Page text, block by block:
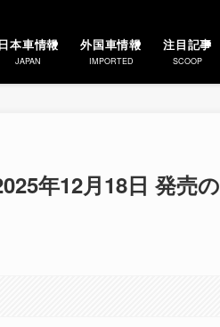
日本車情報
JAPAN
外国車情報
IMPORTED
注目記事
SCOOP
年12月18日 発売の